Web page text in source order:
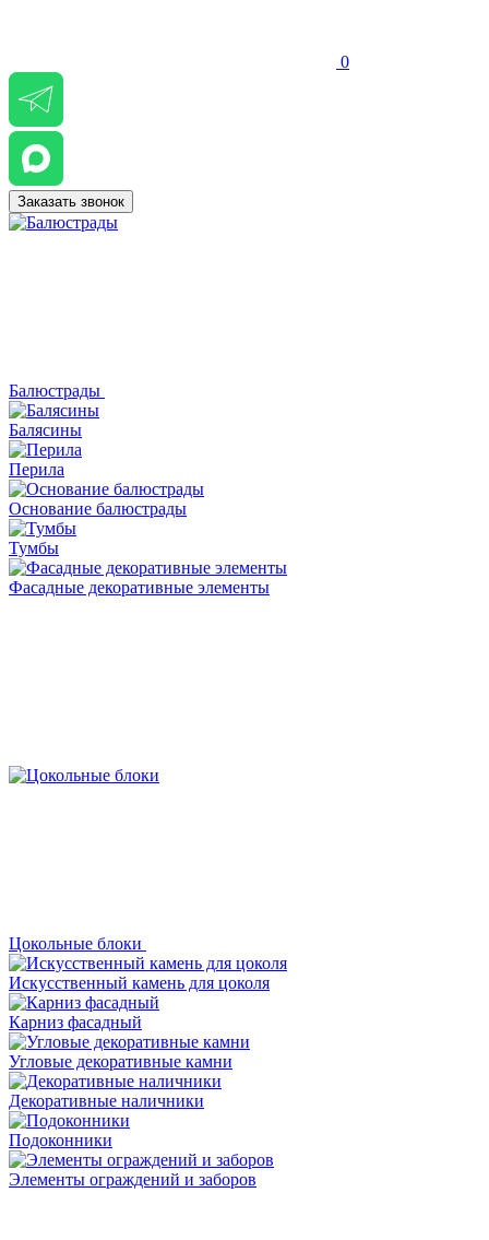
0
Заказать звонок
Балюстрады
Балясины
Перила
Основание балюстрады
Тумбы
Фасадные декоративные элементы
Цокольные блоки
Искусственный камень для цоколя
Карниз фасадный
Угловые декоративные камни
Декоративные наличники
Подоконники
Элементы ограждений и заборов